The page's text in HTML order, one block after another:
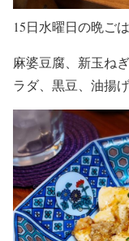
15日水曜日の晩ごは
麻婆豆腐、新玉ね
ラダ、黒豆、油揚